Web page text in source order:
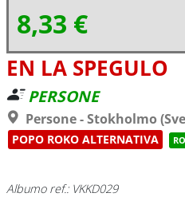
8,33 €
EN LA SPEGULO
PERSONE
Persone - Stokholmo
POPO ROKO ALTERNATIVA
Albumo ref.: VKKD029